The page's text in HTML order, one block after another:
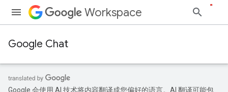
Workspace
Google Chat
Google 会使用 AI 技术将内容翻译成您偏好的语言。AI 翻译可能包